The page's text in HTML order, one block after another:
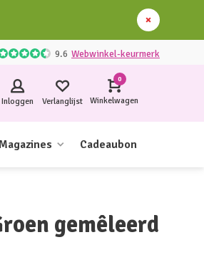
9.6 Webwinkel-keurmerk
Inloggen Verlanglijst
0
Winkelwagen
Cadeaubon
gemêleerd